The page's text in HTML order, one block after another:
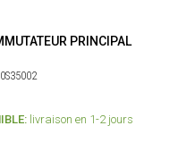
PRINCIPAL
livraison en 1-2 jours